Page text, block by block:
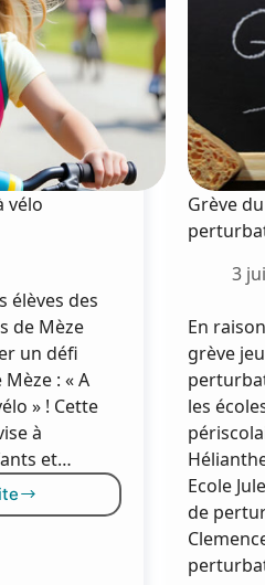
vélo
élèves des
de Mèze
un défi
: « A
» ! Cette
à
et…
Grève
3
En
grève
les
Ecole
de